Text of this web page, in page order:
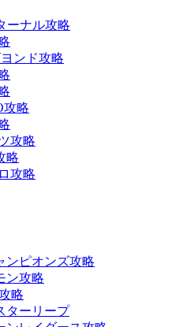
ーナル攻略
ンド攻略
攻略
攻略
略
攻略
ンピオンズ攻略
ン攻略
略
ターリープ